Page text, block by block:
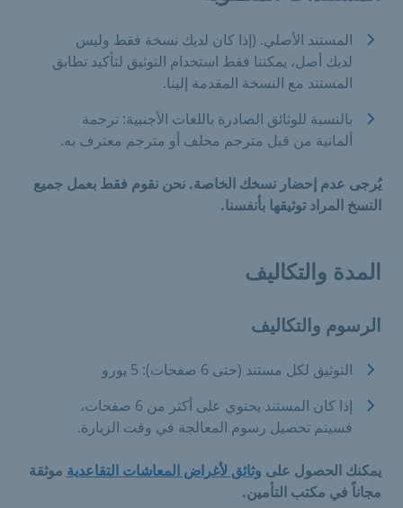
المستند الأصلي. (إذا كان لديك نسخة فقط وليس
لديك أصل، يمكننا فقط استخدام التوثيق لتأكيد تطابق
المستند مع النسخة المقدمة إلينا.
بالنسبة للوثائق الصادرة باللغات الأجنبية: ترجمة
ألمانية من قبل مترجم محلف أو مترجم معترف به.
يُرجى عدم إحضار نسخك الخاصة. نحن نقوم فقط بعمل جميع
النسخ المراد توثيقها بأنفسنا.
المدة والتكاليف
الرسوم والتكاليف
التوثيق لكل مستند (حتى 6 صفحات): 5 يورو
إذا كان المستند يحتوي على أكثر من 6 صفحات،
فسيتم تحصيل رسوم المعالجة في وقت الزيارة.
يمكنك الحصول على وثائق لأغراض المعاشات التقاعدية موثقة
مجاناً في مكتب التأمين.